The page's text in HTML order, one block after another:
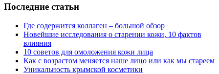
Последние статьи
Где содержится коллаген – большой обзор
Новейшие исследования о старении кожи, 10 фактов
влияния
10 советов для омоложения кожи лица
Как с возрастом меняется наше лицо или как мы стареем
Уникальность крымской косметики